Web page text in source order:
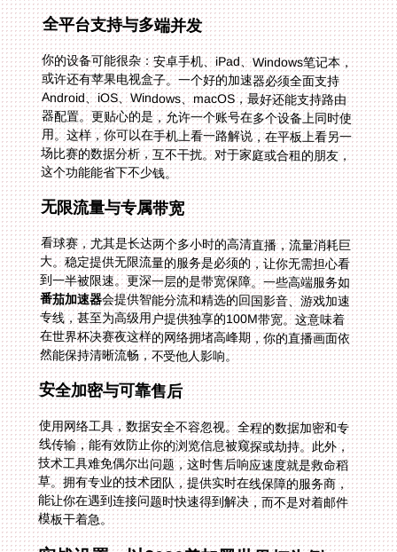
全平台支持与多端并发
你的设备可能很杂：安卓手机、iPad、Windows笔记本，
或许还有苹果电视盒子。一个好的加速器必须全面支持
Android、iOS、Windows、macOS，最好还能支持路由
器配置。更贴心的是，允许一个账号在多个设备上同时使
用。这样，你可以在手机上看一路解说，在平板上看另一
场比赛的数据分析，互不干扰。对于家庭或合租的朋友，
这个功能能省下不少钱。
无限流量与专属带宽
看球赛，尤其是长达两个多小时的高清直播，流量消耗巨
大。稳定提供无限流量的服务是必须的，让你无需担心看
到一半被限速。更深一层的是带宽保障。一些高端服务如
番茄加速器会提供智能分流和精选的回国影音、游戏加速
专线，甚至为高级用户提供独享的100M带宽。这意味着
在世界杯决赛夜这样的网络拥堵高峰期，你的直播画面依
然能保持清晰流畅，不受他人影响。
安全加密与可靠售后
使用网络工具，数据安全不容忽视。全程的数据加密和专
线传输，能有效防止你的浏览信息被窥探或劫持。此外，
技术工具难免偶尔出问题，这时售后响应速度就是救命稻
草。拥有专业的技术团队，提供实时在线保障的服务商，
能让你在遇到连接问题时快速得到解决，而不是对着邮件
模板干着急。